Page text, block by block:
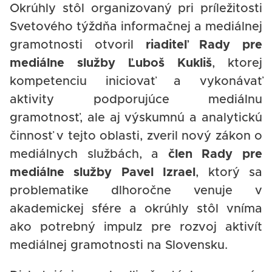
Okrúhly stôl organizovaný pri príležitosti
Svetového týždňa informačnej a mediálnej
gramotnosti otvoril riaditeľ Rady pre
mediálne služby Ľuboš Kukliš, ktorej
kompetenciu iniciovať a vykonávať
aktivity podporujúce mediálnu
gramotnosť, ale aj výskumnú a analytickú
činnosť v tejto oblasti, zveril nový zákon o
mediálnych službách, a člen Rady pre
mediálne služby Pavel Izrael , ktorý sa
problematike dlhoročne venuje v
akademickej sfére a okrúhly stôl vníma
ako potrebný impulz pre rozvoj aktivít
mediálnej gramotnosti na Slovensku.